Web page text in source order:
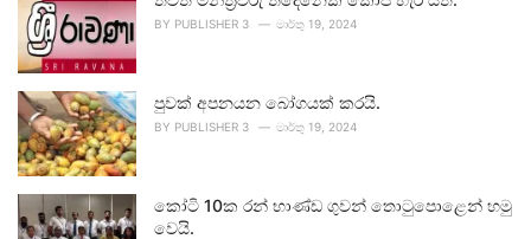
BY PUBLISHER 3 මාර්තු 19, 2024
පුවක් අපනයන බෝගයක් කරයි.
BY PUBLISHER 3 මාර්තු 19, 2024
කෝටි 10ක රන් භාණ්ඩ ගුවන් තොටුපොළෙන් හමු
වෙයි.